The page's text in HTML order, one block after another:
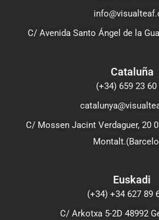
C/ Avenida Santo Ángel de la
Cataluña
(+34) 659 23 60
C/ Mossen Jacint Verdaguer, 20
Euskadi
(+34) +34 627 89
C/ Arkotxa 5-2D 48992